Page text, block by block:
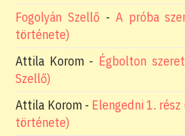
Fogolyán Szellő -A próba
története)
Attila Korom- Égbolton
Szellő)
Attila Korom- Elengedni 1.
története)